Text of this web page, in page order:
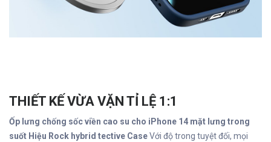
THIẾT KẾ VỪA VẶN TỈ LỆ 1:1
Ốp lưng chống sốc viền cao su cho iPhone 14 mặt lưng trong
suốt Hiệu Rock hybrid tective CaseVới độ trong tuyệt đối, mọi